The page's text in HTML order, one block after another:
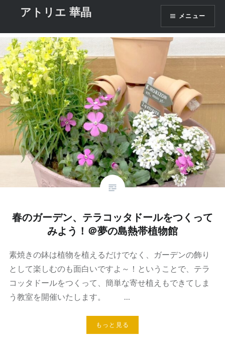
テ
ツ
へ
ス
キ
ッ
プ
アトリエ 華晶 メニュー
タグ:
春のガーデン、テラコッタドールをつくって
みよう！＠夢の島熱帯植物館
素焼きの鉢は植物を植えるだけでなく、ガーデンの飾り
として楽しむのも面白いですよ～！ということで、テラ
コッタドールをつくって、簡単な寄せ植えもできてしま
う教室を開催いたします。 …
もっと見る